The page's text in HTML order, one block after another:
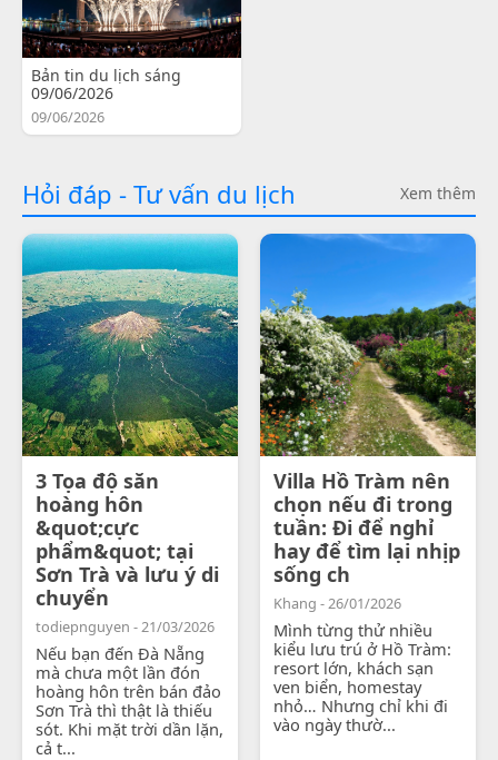
Bản tin du lịch sáng
09/06/2026
09/06/2026
Hỏi đáp - Tư vấn du lịch Xem thêm
3 Tọa độ săn
hoàng hôn
&quot;cực
phẩm&quot; tại
Sơn Trà và lưu ý di
chuyển
todiepnguyen - 21/03/2026
Nếu bạn đến Đà Nẵng
mà chưa một lần đón
hoàng hôn trên bán đảo
Sơn Trà thì thật là thiếu
sót. Khi mặt trời dần lặn,
cả t...
Villa Hồ Tràm nên
chọn nếu đi trong
tuần: Đi để nghỉ
hay để tìm lại nhịp
sống ch
Khang - 26/01/2026
Mình từng thử nhiều
kiểu lưu trú ở Hồ Tràm:
resort lớn, khách sạn
ven biển, homestay
nhỏ… Nhưng chỉ khi đi
vào ngày thườ...